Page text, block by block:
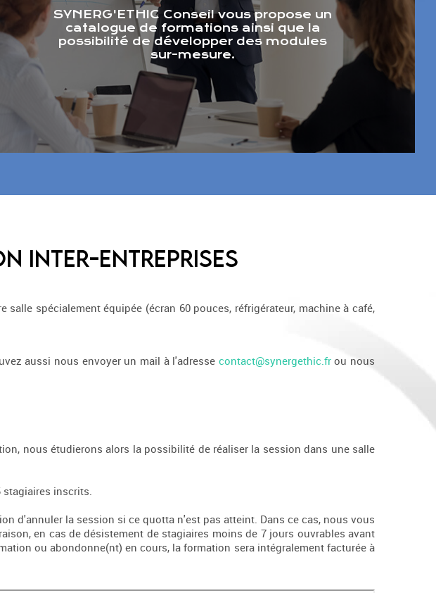
SYNERG'ETHIC Conseil vous propose un
catalogue de formations ainsi que la
possibilité de développer des modules
sur-mesure.
inter-entreprises
salle spécialement équipée (écran 60 pouces, réfrigérateur, machine à café,
aussi nous envoyer un mail à l'adresse contact@synergethic.frou nous
nous étudierons alors la possibilité de réaliser la session dans une salle
stagiaires inscrits.
d'annuler la session si ce quotta n'est pas atteint. Dans ce cas, nous vous
en cas de désistement de stagiaires moins de 7 jours ouvrables avant
ou abondonne(nt) en cours, la formation sera intégralement facturée à